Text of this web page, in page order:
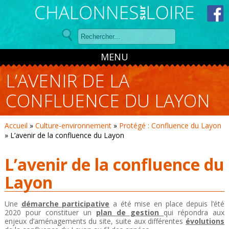
Panneau de gestion des cookies
MENU
L’AVENIR DE LA
CONFLUENCE DU LAYON
Accueil » Culture-environnement» Protégé : Confluence du Layon
» L’avenir de la confluence du Layon
L’avenir de la confluence du
Layon
Une démarche participative a été mise en place depuis l’été
2020 pour constituer un plan de gestion qui répondra aux
enjeux d’aménagements du site, suite aux différentes évolutions